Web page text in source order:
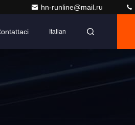
hn-runline@mail.ru
Italian